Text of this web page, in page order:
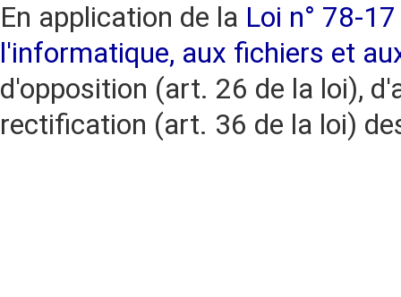
En application de la Loi n° 78-
l'informatique, aux fichiers et
d'opposition (art. 26 de la loi),
rectification (art. 36 de la loi)